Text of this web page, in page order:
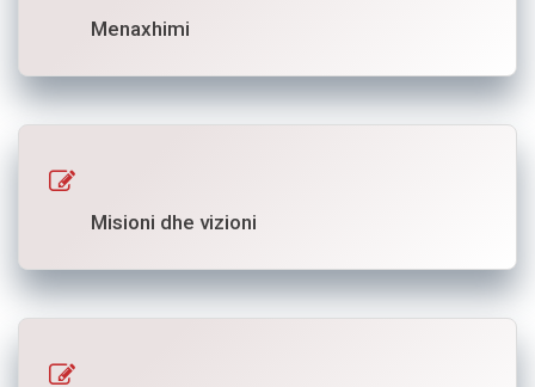
Menaxhimi
Misioni dhe vizioni